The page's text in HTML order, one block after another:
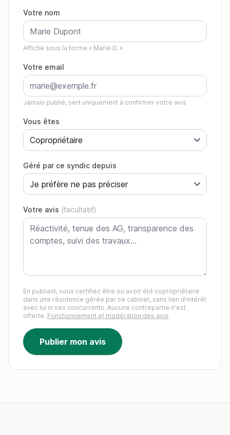
Votre nom
Affiché sous la forme « Marie D. »
Votre email
Jamais publié, sert uniquement à confirmer votre avis
Vous êtes
Géré par ce syndic depuis
Votre avis (facultatif)
En publiant, vous certifiez être ou avoir été copropriétaire
dans une résidence gérée par ce cabinet, sans lien d'intérêt
avec lui ni ses concurrents. Aucune contrepartie n'est
offerte. Fonctionnement et modération des avis.
Publier mon avis